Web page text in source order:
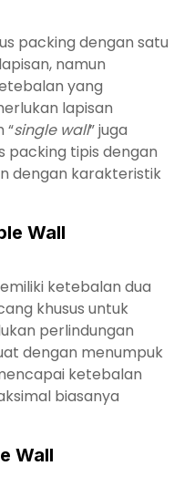
packing dengan satu
namun
yang
lapisan
“single wall” juga
packing tipis dengan
dengan karakteristik
Wall
ketebalan dua
khusus untuk
perlindungan
dengan menumpuk
ketebalan
biasanya
Wall